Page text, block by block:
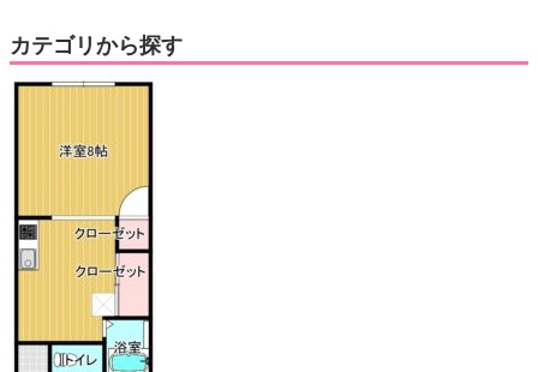
カテゴリから探す